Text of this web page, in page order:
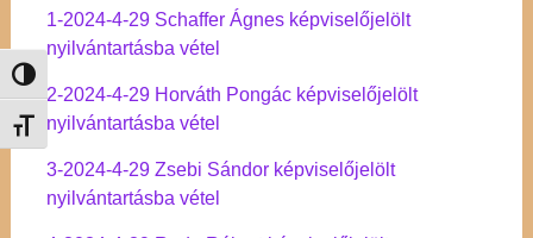
Nagy kontraszt váltása
Betűméret váltása
1-2024-4-29 Schaffer Ágnes képviselőjelölt
nyilvántartásba vétel
2-2024-4-29 Horváth Pongác képviselőjelölt
nyilvántartásba vétel
3-2024-4-29 Zsebi Sándor képviselőjelölt
nyilvántartásba vétel